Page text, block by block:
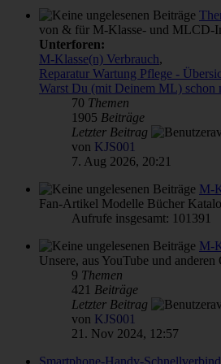
von & für M-Klasse- und MLCD-
Unterforen:
M-Klasse(n) Verbrauch,
Reparatur Wartung Pflege -
Warst Du (mit Deinem ML) schon
70 Themen
1905 Beiträge
Letzter Beitrag
von KJS001
7. Aug 2026, 20:21
M-
Fan-Artikel Modelle Bücher
Aufrufe insgesamt: 101391
M-
Unsere, aus YouTube und anderen
9 Themen
421 Beiträge
Letzter Beitrag
von KJS001
21. Nov 2024, 12:57
Smartphone-Handy-